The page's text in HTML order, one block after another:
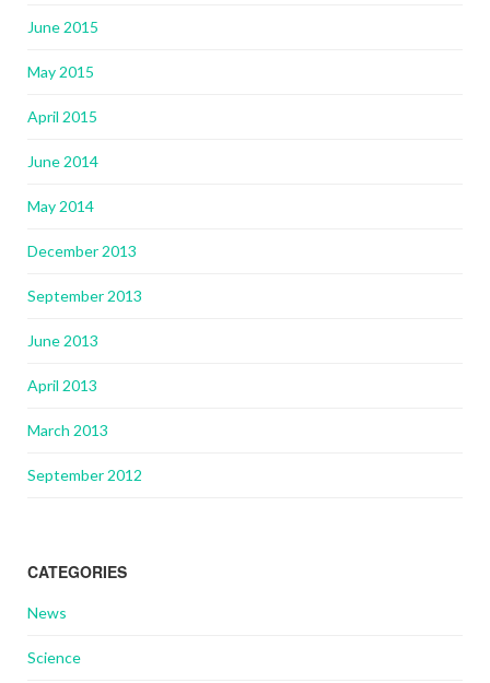
June 2015
May 2015
April 2015
June 2014
May 2014
December 2013
September 2013
June 2013
April 2013
March 2013
September 2012
CATEGORIES
News
Science